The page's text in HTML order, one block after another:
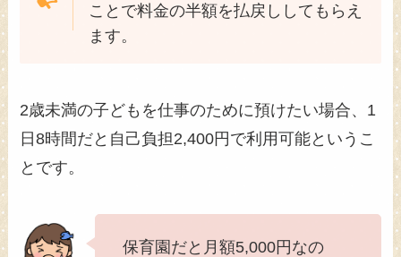
ことで料金の半額を払戻ししてもらえ
ます。
2歳未満の子どもを仕事のために預けたい場合、1
日8時間だと自己負担2,400円で利用可能というこ
とです。
保育園だと月額5,000円なの